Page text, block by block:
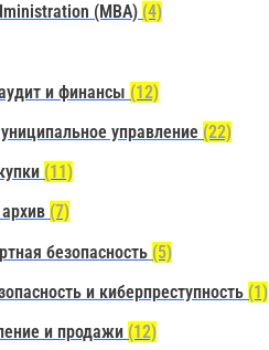
(MBA) (4)
и финансы (12)
управление (22)
(11)
(7)
безопасность (5)
и киберпреступность (1)
и продажи (12)